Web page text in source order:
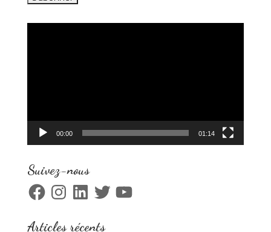
00:00 01:14
Suivez-nous
FacebookInstagramLinkedInTwitterYouTube
Articles récents